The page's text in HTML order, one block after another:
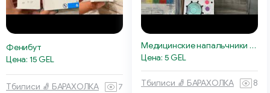
Фенибут
Цена: 15 GEL
Тбилиси 🧦 БАРАХОЛКА
7
Медицинские напальчники Medrull
Цена: 5 GEL
Тбилиси 🧦 БАРАХОЛКА 8